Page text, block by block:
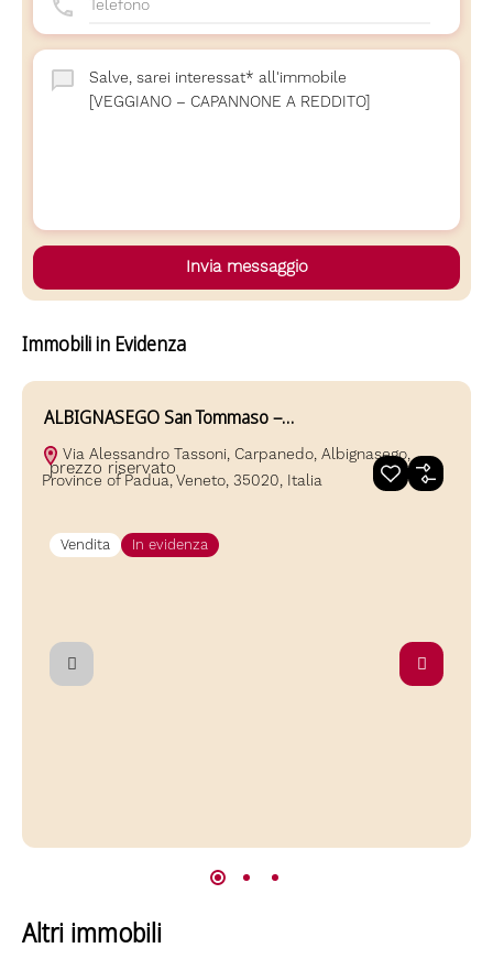
Invia messaggio
Immobili in Evidenza
ALBIGNASEGO San Tommaso –…
Via Alessandro Tassoni, Carpanedo, Albignasego,
Province of Padua, Veneto, 35020, Italia
Vendita In evidenza
prezzo riservato
Altri immobili